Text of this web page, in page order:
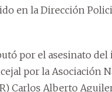
en la Dirección
por el asesinato
por la Asociación
Carlos Alberto